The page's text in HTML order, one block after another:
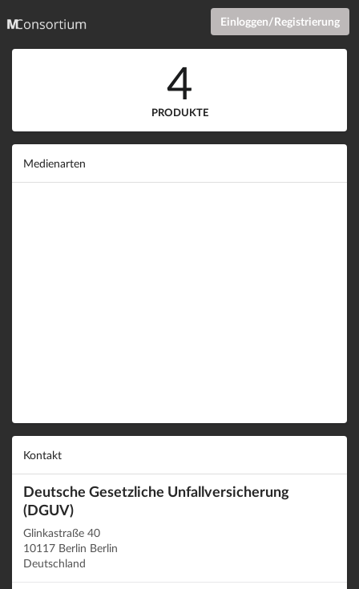
Einloggen/Registrierung
4
PRODUKTE
Medienarten
Kontakt
Deutsche Gesetzliche Unfallversicherung
(DGUV)
Glinkastraße 40
10117 Berlin Berlin
Deutschland